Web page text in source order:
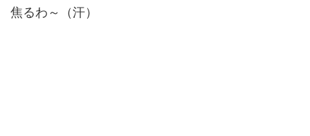
焦るわ～（汗）